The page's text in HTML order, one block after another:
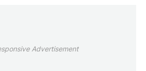
Advertisement